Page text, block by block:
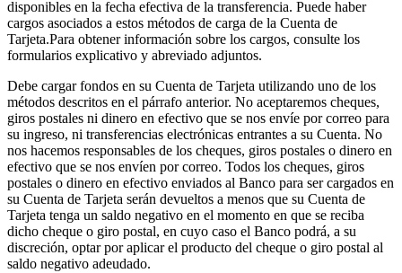
disponibles en la fecha efectiva de la transferencia. Puede haber
cargos asociados a estos métodos de carga de la Cuenta de
Tarjeta.Para obtener información sobre los cargos, consulte los
formularios explicativo y abreviado adjuntos.
Debe cargar fondos en su Cuenta de Tarjeta utilizando uno de los
métodos descritos en el párrafo anterior. No aceptaremos cheques,
giros postales ni dinero en efectivo que se nos envíe por correo para
su ingreso, ni transferencias electrónicas entrantes a su Cuenta. No
nos hacemos responsables de los cheques, giros postales o dinero en
efectivo que se nos envíen por correo. Todos los cheques, giros
postales o dinero en efectivo enviados al Banco para ser cargados en
su Cuenta de Tarjeta serán devueltos a menos que su Cuenta de
Tarjeta tenga un saldo negativo en el momento en que se reciba
dicho cheque o giro postal, en cuyo caso el Banco podrá, a su
discreción, optar por aplicar el producto del cheque o giro postal al
saldo negativo adeudado.